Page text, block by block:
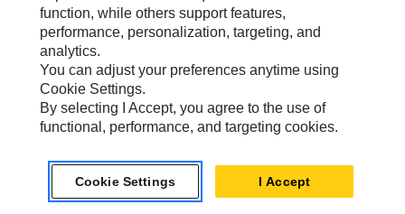
Cookie Settings
Légales
Confidentialité
Europe - Français© 2026 Caterpillar. Tous droits réservés.
function, while others support features,
performance, personalization, targeting, and
analytics.
You can adjust your preferences anytime using
Cookie Settings.
By selecting I Accept, you agree to the use of
functional, performance, and targeting cookies.
Cookie Settings I Accept